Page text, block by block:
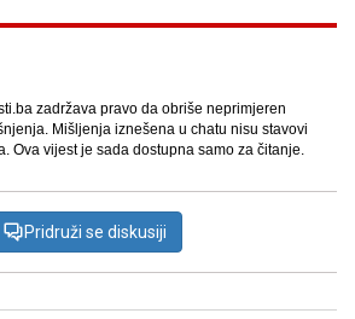
zadržava pravo da obriše neprimjeren
Mišljenja iznešena u chatu nisu stavovi
Ova vijest je sada dostupna samo za čitanje.
Pridruži se diskusiji